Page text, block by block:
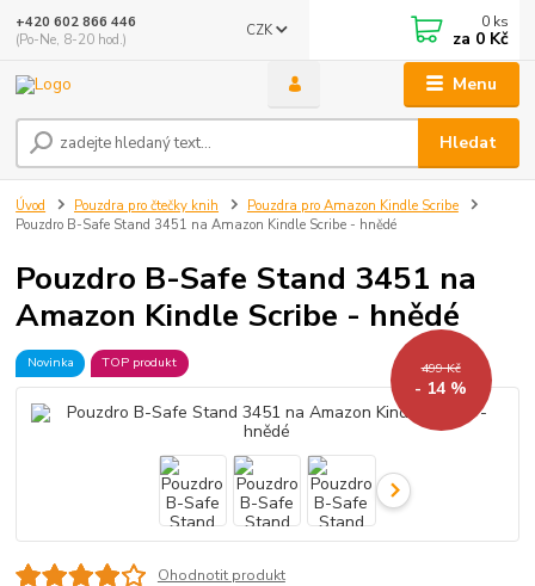
Menu
CZK
Hledat
+420 602 866 446
(Po-Ne, 8-20 hod.)
0 ks
za 0 Kč
Úvod Pouzdra pro čtečky knih
Pouzdra pro Amazon Kindle Scribe
Pouzdro B-Safe Stand 3451 na Amazon Kindle Scribe - hnědé
Pouzdro B-Safe Stand 3451 na
Amazon Kindle Scribe - hnědé
Novinka TOP produkt 499 Kč
- 14 %
Ohodnotit produkt